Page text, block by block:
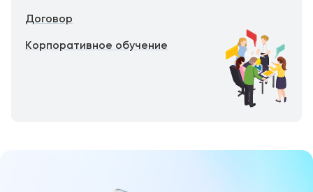
Договор
Корпоративное обучение